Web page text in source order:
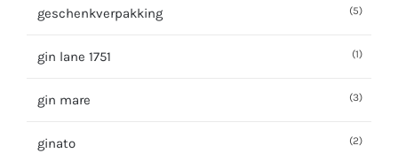
geschenkverpakking (5)
gin lane 1751 (1)
gin mare (3)
ginato (2)